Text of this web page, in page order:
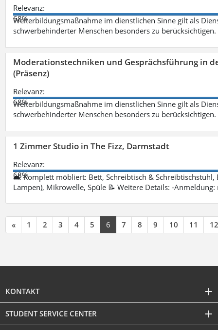
Relevanz:
68%
Weiterbildungsmaßnahme im dienstlichen Sinne gilt als
schwerbehinderter Menschen besonders zu berücksichtigen.
Moderationstechniken und Gesprächsführung in
(Präsenz)
Relevanz:
68%
Weiterbildungsmaßnahme im dienstlichen Sinne gilt als
schwerbehinderter Menschen besonders zu berücksichtigen.
1 Zimmer Studio in The Fizz, Darmstadt
Relevanz:
68%
🛋 Komplett möbliert: Bett, Schreibtisch & Schreibtischstuhl,
Lampen), Mikrowelle, Spüle 📝 Weitere Details: -
« 1 2 3 4 5 6 7 8 9 10 11 12
KONTAKT
STUDENT SERVICE CENTER